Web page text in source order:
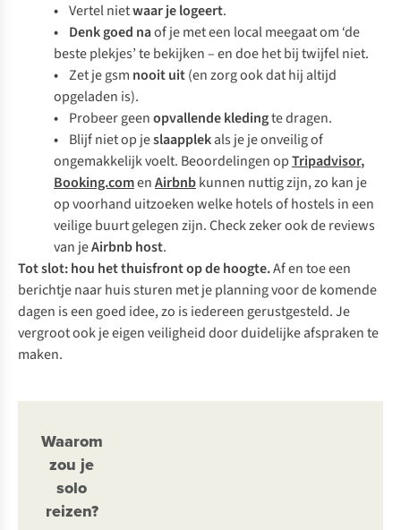
• Vertel nietwaar je logeert.
• Denk goed naof je met een localmeegaat om ‘de
beste plekjes’ te bekijken – en doe het bij twijfel niet.
• Zet je gsm nooit uit(en zorg ook dat hij altijd
opgeladen is).
• Probeer geenopvallende kledingte dragen.
• Blijf niet op jeslaapplekals je je onveilig of
ongemakkelijk voelt. Beoordelingen opTripadvisor,
Booking.comenAirbnbkunnen nuttig zijn, zo kan je
op voorhand uitzoeken welke hotels of hostels in een
veilige buurt gelegen zijn. Check zeker ook de reviews
van jeAirbnbhost.
Tot slot: hou het thuisfront op de hoogte.Af en toe een
berichtje naar huis sturen met je planning voor de komende
dagen is een goed idee, zo is iedereen gerustgesteld. Je
vergroot ook je eigen veiligheid door duidelijke afspraken te
maken.
Waarom
zou je
solo
reizen?